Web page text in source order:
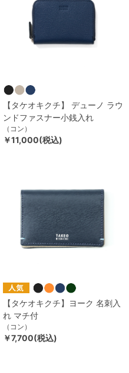
【タケオキクチ】 デューノ ラウ
ンドファスナー小銭入れ
（コン）
￥11,000(税込)
【タケオキクチ】ヨーク 名刺入
れ マチ付
（コン）
￥7,700(税込)